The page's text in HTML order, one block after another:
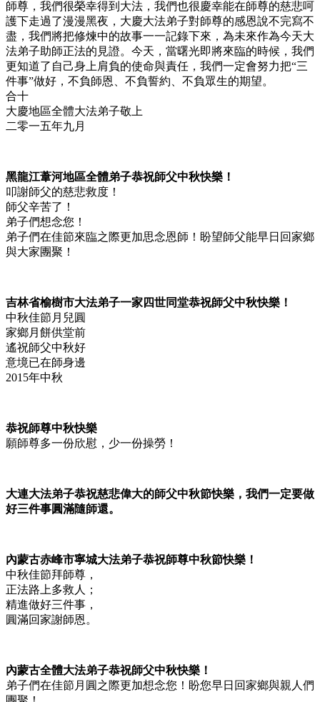
師尊，我們很榮幸得到大法，我們也很慶幸能在師尊的慈悲呵
護下走過了漫漫黑夜，大慶大法弟子對師尊的感恩說不完寫不
盡，我們將把修煉中的故事一一記錄下來，為未來作為今天大
法弟子助師正法的見證。今天，當曙光即將來臨的時候，我們
更知道了自己身上肩負的使命與責任，我們一定會努力把“三
件事”做好，不負師恩、不負誓約、不負眾生的期望。
合十
大慶地區全體大法弟子敬上
二零一五年九月
黑龍江葦河地區全體弟子恭祝師父中秋快樂！
叩謝師父的慈悲救度！
師父辛苦了！
弟子們想念您！
弟子們在佳節來臨之際更加思念恩師！盼望師父能早日回家鄉
與大家團聚！
吉林省榆樹市大法弟子一家四世同堂恭祝師父中秋快樂！
中秋佳節月兒圓
家鄉月餅供堂前
遙祝師父中秋好
意境已在師身邊
2015年中秋
恭祝師尊中秋快樂
願師尊多一份欣慰，少一份操勞！
大連大法弟子恭祝慈悲偉大的師父中秋節快樂，我們一定要做
好三件事圓滿隨師還。
內蒙古赤峰市寧城大法弟子恭祝師尊中秋節快樂！
中秋佳節拜師尊，
正法路上多救人；
精進做好三件事，
圓滿回家謝師恩。
內蒙古全體大法弟子恭祝師父中秋快樂！
弟子們在佳節月圓之際更加想念您！盼您早日回家鄉與親人們